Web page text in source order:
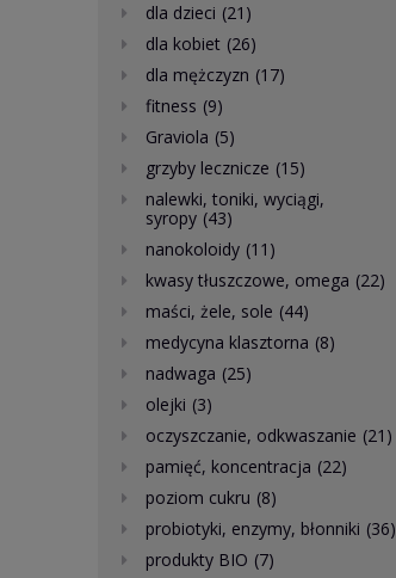
dla dzieci (21)
dla kobiet (26)
dla mężczyzn (17)
fitness (9)
Graviola (5)
grzyby lecznicze (15)
nalewki, toniki, wyciągi,
syropy (43)
nanokoloidy (11)
kwasy tłuszczowe, omega (22)
maści, żele, sole (44)
medycyna klasztorna (8)
nadwaga (25)
olejki (3)
oczyszczanie, odkwaszanie (21)
pamięć, koncentracja (22)
poziom cukru (8)
probiotyki, enzymy, błonniki (36)
produkty BIO (7)